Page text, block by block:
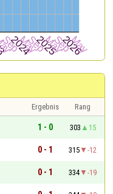
Ergebnis
Rang
1 - 0 303
15
0 - 1 315
-12
0 - 1 334
-19